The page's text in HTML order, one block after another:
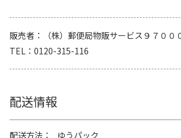
販売者
（株）郵便局物販サービス９７００
TEL
0120-315-116
配送情報
配送方法
ゆうパック